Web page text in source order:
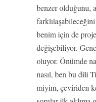
benzer olduğunu,
benim için de
değişebiliyor.
oluyor. Önümde
nasıl, ben bu dili
miyim, çeviriden